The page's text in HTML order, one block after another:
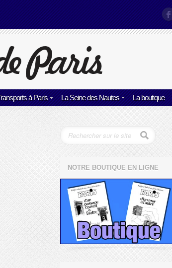
à Paris La Seine des Nautes La boutique
NOTRE BOUTIQUE EN LIGNE